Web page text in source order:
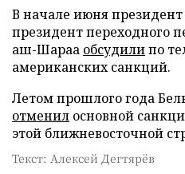
В начале июня
президент переходного
аш-Шараа обсудилипо
американских санкций.
Летом прошлого года
отменил основной
этой ближневосточной
Текст: Алексей Дегтярёв